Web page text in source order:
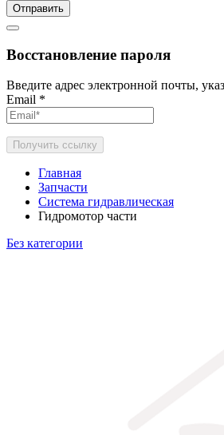
Отправить
Восстановление пароля
Введите адрес электронной почты,
Email *
Получить ссылку
Главная
Запчасти
Система гидравлическая
Гидромотор части
Без категории